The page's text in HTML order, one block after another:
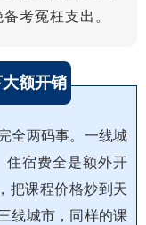
考冤枉支出。
额开销
全两码事。一线城
住宿费全是额外开
把课程价格炒到天
线城市，同样的课